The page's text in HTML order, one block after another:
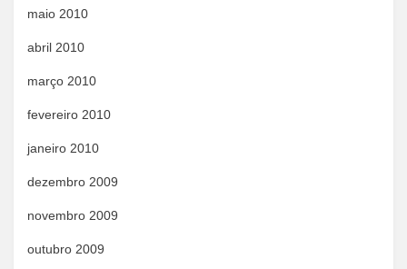
maio 2010
abril 2010
março 2010
fevereiro 2010
janeiro 2010
dezembro 2009
novembro 2009
outubro 2009